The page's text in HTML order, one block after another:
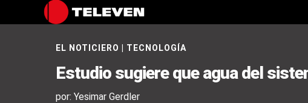
EL NOTICIERO TECNOLOGÍA
Estudio sugiere que agua del
por: Yesimar Gerdler